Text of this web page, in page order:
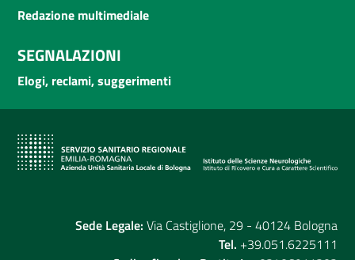
Redazione multimediale
SEGNALAZIONI
Elogi, reclami, suggerimenti
Sede Legale: Via Castiglione, 29 - 40124 Bologna
Tel. +39.051.6225111